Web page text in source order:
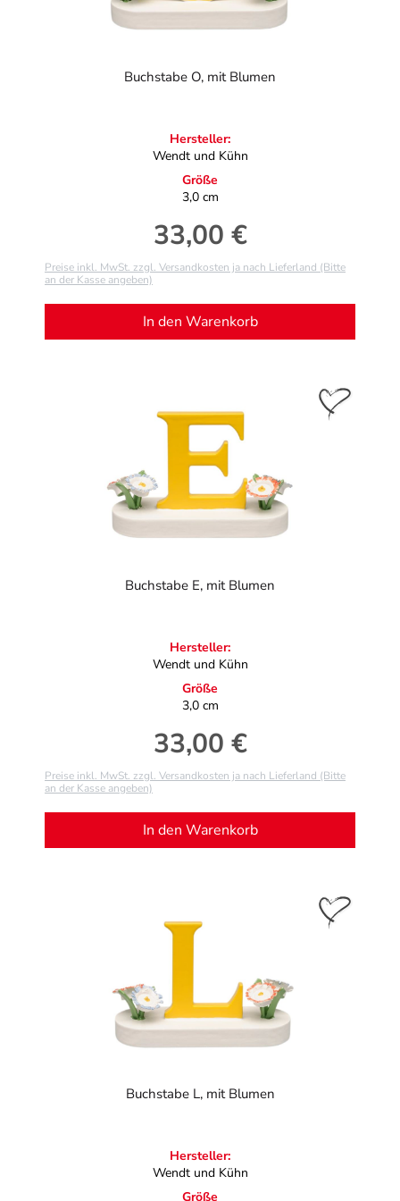
Buchstabe O, mit Blumen
Hersteller:
Wendt und Kühn
Größe
3,0 cm
Regulärer Preis:
33,00 €
Preise inkl. MwSt. zzgl. Versandkosten ja nach Lieferland (Bitte
an der Kasse angeben)
In den Warenkorb
Buchstabe E, mit Blumen
Hersteller:
Wendt und Kühn
Größe
3,0 cm
Regulärer Preis:
33,00 €
Preise inkl. MwSt. zzgl. Versandkosten ja nach Lieferland (Bitte
an der Kasse angeben)
In den Warenkorb
Buchstabe L, mit Blumen
Hersteller:
Wendt und Kühn
Größe